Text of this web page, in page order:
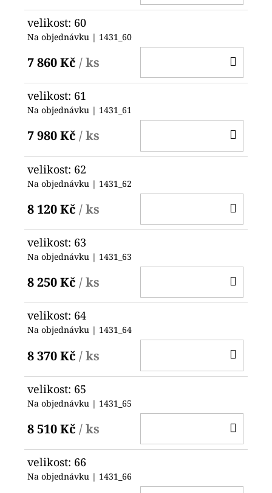
velikost: 60
Na objednávku | 1431_60
7 860 Kč / ks
velikost: 61
Na objednávku | 1431_61
7 980 Kč / ks
velikost: 62
Na objednávku | 1431_62
8 120 Kč / ks
velikost: 63
Na objednávku | 1431_63
8 250 Kč / ks
velikost: 64
Na objednávku | 1431_64
8 370 Kč / ks
velikost: 65
Na objednávku | 1431_65
8 510 Kč / ks
velikost: 66
Na objednávku | 1431_66